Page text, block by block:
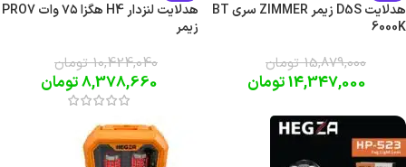
هدلایت D5S زیمر ZIMMER سری BT
6000K
15,879,000 تومان
14,347,000تومان
هدلایت لنزدار H4 هگزا ۷۵ وات PRO7
زیمر
10,424,040 تومان
8,378,660تومان